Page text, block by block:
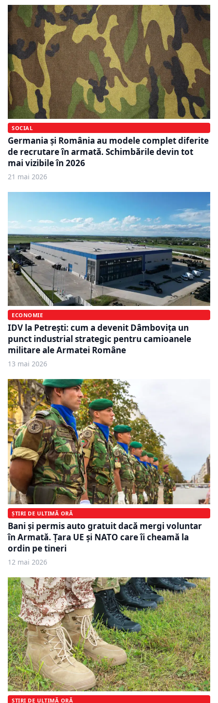
SOCIAL
Germania și România au modele complet diferite
de recrutare în armată. Schimbările devin tot
mai vizibile în 2026
21 mai 2026
ECONOMIE
IDV la Petrești: cum a devenit Dâmbovița un
punct industrial strategic pentru camioanele
militare ale Armatei Române
13 mai 2026
ȘTIRI DE ULTIMĂ ORĂ
Bani și permis auto gratuit dacă mergi voluntar
în Armată. Țara UE și NATO care îi cheamă la
ordin pe tineri
12 mai 2026
ȘTIRI DE ULTIMĂ ORĂ